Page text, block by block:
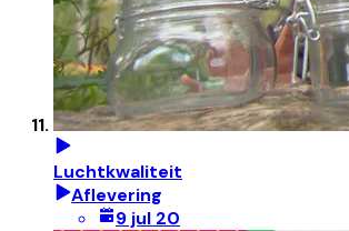
Luchtkwaliteit
Aflevering
9 jul 20